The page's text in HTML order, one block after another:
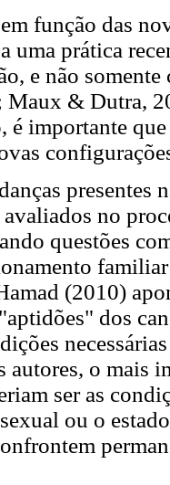
função das
uma prática
e não
Maux & Dutra,
é importante
presentes
avaliados no
questões
(2010)
dos
autores, o mais
ser as
ou o